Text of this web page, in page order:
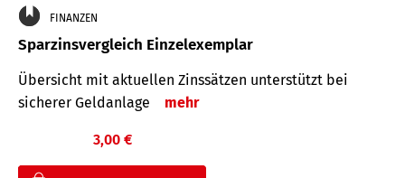
FINANZEN
Sparzinsvergleich Einzelexemplar
Übersicht mit aktuellen Zinssätzen unterstützt bei
sicherer Geldanlage
mehr
3,00 €